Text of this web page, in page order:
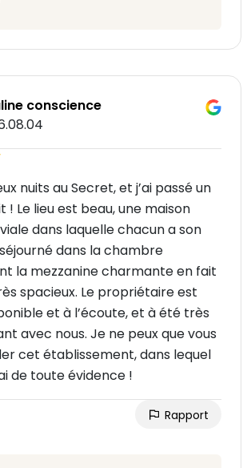
conscience
nuits au Secret, et j’ai passé un
! Le lieu est beau, une maison
dans laquelle chacun a son
dans la chambre
la mezzanine charmante en fait
spacieux. Le propriétaire est
et à l’écoute, et à été très
avec nous. Je ne peux que vous
cet établissement, dans lequel
de toute évidence !
Rapport